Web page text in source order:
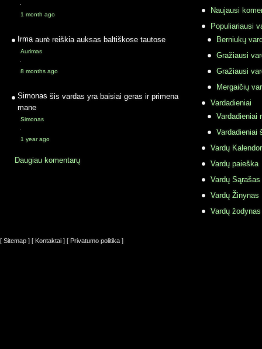
·
1 month ago
Irma aurė reiškia auksas baltiškose tautose
Aurimas
·
8 months ago
Simonas šis vardas yra baisiai geras ir primena
mane
Simonas
·
1 year ago
Daugiau komentarų
Naujausi
Populiariausi
Berniukų
Gražiausi
Gražiausi
Mergaičių
Vardadieniai
Vardadieniai
Vardadieniai
Vardų
Vardų paieška
Vardų Sąrašas
Vardų Žinynas
Vardų
[ Sitemap ] [ Kontaktai ] [ Privatumo politika ]